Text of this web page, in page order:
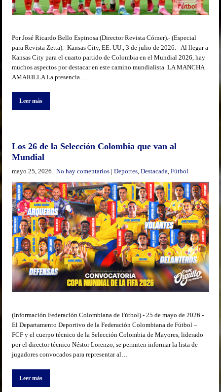
Por José Ricardo Bello Espinosa (Director Revista Córner).- (Especial
para Revista Zetta).- Kansas City, EE. UU., 3 de julio de 2026.– Al llegar a
Kansas City para el cuarto partido de Colombia en el Mundial 2026, hay
muchos aspectos por destacar en este camino mundialista. LA MANCHA
AMARILLA La presencia…
Leer más
Los 26 de la Selección Colombia que van al
Mundial
mayo 25, 2026 |No hay comentarios |Deportes ,Destacada ,Fútbol
(Información Federación Colombiana de Fútbol).- 25 de mayo de 2026.-
El Departamento Deportivo de la Federación Colombiana de Fútbol –
FCF y el cuerpo técnico de la Selección Colombia de Mayores, liderado
por el director técnico Néstor Lorenzo, se permiten informar la lista de
jugadores convocados para representar al…
Leer más